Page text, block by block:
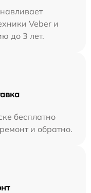
Veber и
до 3 лет.
бесплатно
и обратно.